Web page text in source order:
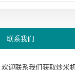
联系我们
迎联系我们获取炒米